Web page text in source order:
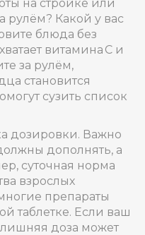
на стройке или
рулём? Какой у вас
блюда без
витамина C и
за рулём,
становится
сузить список
дозировки. Важно
дополнять, а
суточная норма
взрослых
препараты
таблетке. Если ваш
доза может